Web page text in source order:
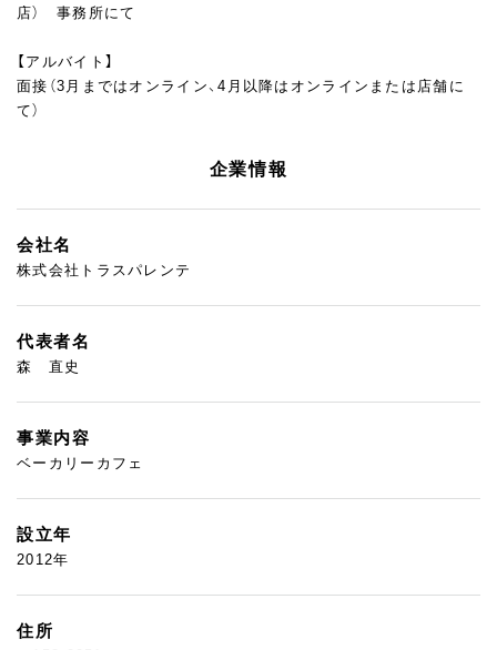
店） 事務所にて
【アルバイト】
面接（3月まではオンライン、4月以降はオンラインまたは店舗に
て）
企業情報
会社名
株式会社トラスパレンテ
代表者名
森 直史
事業内容
ベーカリーカフェ
設立年
2012年
住所